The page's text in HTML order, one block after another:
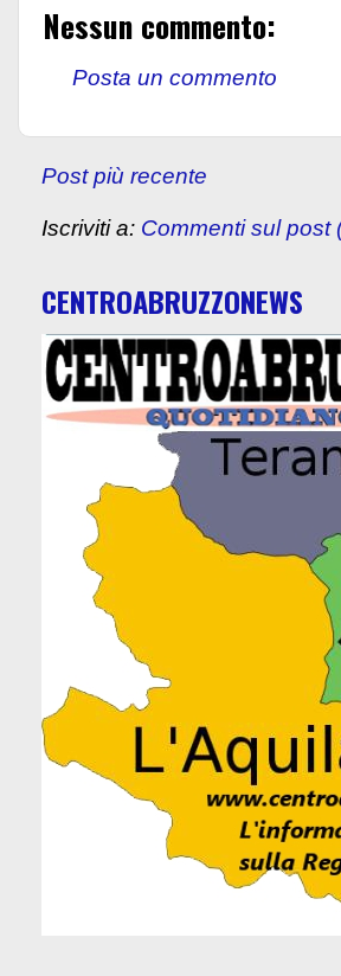
Nessun commento:
Posta un commento
Post più recente
Iscriviti a: Commenti sul post
CENTROABRUZZONEWS